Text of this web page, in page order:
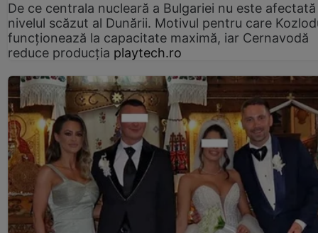
De ce centrala nucleară a Bulgariei nu este
nivelul scăzut al Dunării. Motivul pentru care
funcționează la capacitate maximă, iar Cernavodă
reduce producția playtech.ro